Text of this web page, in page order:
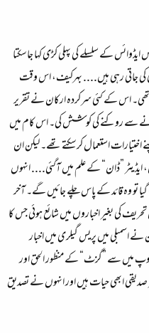
کے سلسلے کی پہلی کڑی کہا جاسکتا
کی جاتی رہی ہیں.... بہرکیف، اس وقت
تھی۔ اس کے کئی سرکردہ ارکان نے تقریر
سے روکنے کی کوشش کی۔ اس کام میں
استعمال کرسکتے تھے۔ لیکن ان
”ڈان“ کے علم میں آگئی.... انہوں
تو وہ قائد کے پاس چلے جائیں گے۔ آخر
کی بغیر اخباروں میں شائع ہوئی جس کا
اسمبلی میں پریس گیلری میں اخبار
میں سے ”گزٹ“ کے منظور الحق اور
ابھی حیات ہیں اور انہوں نے تصدیق